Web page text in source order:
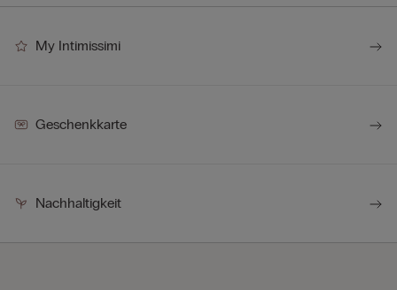
My Intimissimi
Geschenkkarte
Nachhaltigkeit